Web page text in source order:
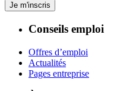
Je m'inscris
Conseils emploi
Offres d’emploi
Actualités
Pages entreprise